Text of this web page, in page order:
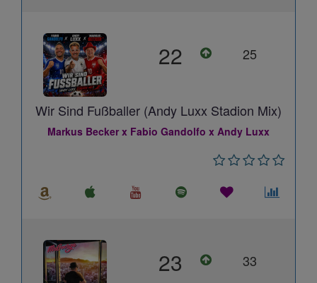
22 25
Wir Sind Fußballer (Andy Luxx Stadion Mix)
Markus Becker x Fabio Gandolfo x Andy Luxx
23 33